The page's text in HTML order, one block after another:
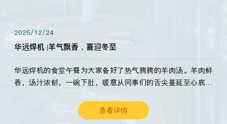
2025/12/24
华远焊机 |羊气飘香，喜迎冬至
华远焊机的食堂午餐为大家备好了热气腾腾的羊肉汤。羊肉鲜
香，汤汁浓郁，一碗下肚，暖意从同事们的舌尖蔓延至心底。
查看详情